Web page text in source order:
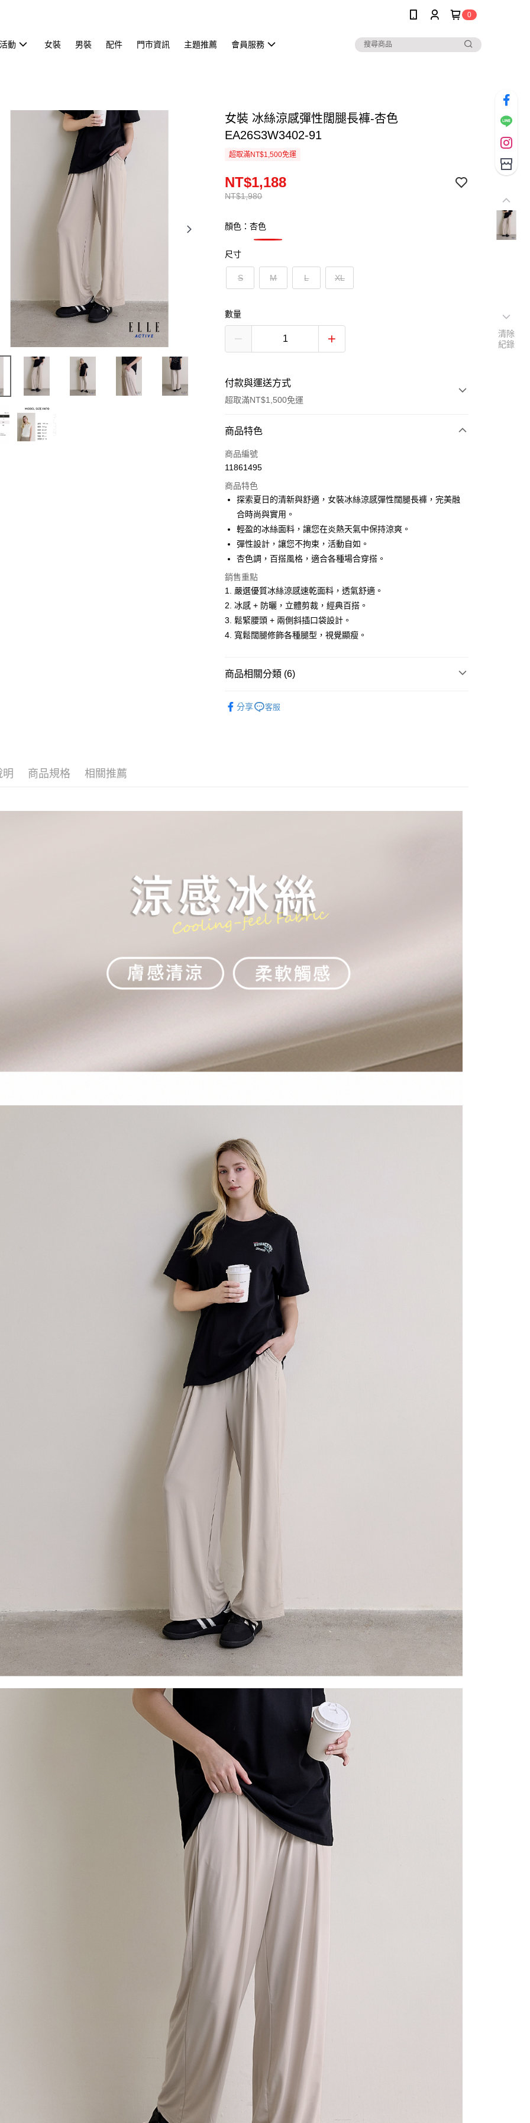
0
動 女裝 男裝 配件 門市資訊 主題推薦 會員服務
女裝 冰絲涼感彈性闊腿長褲-杏色
EA26S3W3402-91
超取滿NT$1,500免運
NT$1,980
NT$1,188
顏色：杏色
尺寸
S M L XL
數量
付款與運送方式
超取滿NT$1,500免運
付款方式
信用卡一次付款
LINE Pay
Apple Pay
悠遊付
ATM付款
運送方式
全家取貨付款
每筆NT$60，滿NT$1,500(含以上)免運費
每筆NT$60，滿NT$1,500(含以上)免運費
每筆NT$60，滿NT$1,500(含以上)免運費
付款後7-11取貨
宅配(離島)
每筆NT$225，滿NT$1,500(含以上)免運費
商品特色
商品編號
11861495
商品特色
探索夏日的清新與舒適，女裝冰絲涼感彈性闊腿長褲，完美融
合時尚與實用。
輕盈的冰絲面料，讓您在炎熱天氣中保持涼爽。
彈性設計，讓您不拘束，活動自如。
杏色調，百搭風格，適合各種場合穿搭。
銷售重點
1. 嚴選優質冰絲涼感速乾面料，透氣舒適。
2. 冰感 + 防曬，立體剪裁，經典百搭。
3. 鬆緊腰頭 + 兩側斜插口袋設計。
4. 寬鬆闊腿修飾各種腿型，視覺顯瘦。
商品相關分類 (6)
分享 客服
明 商品規格 相關推薦
清除
紀錄